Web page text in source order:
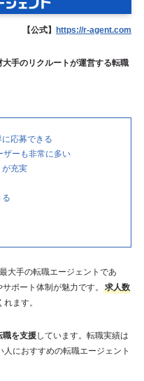
【公式】 https://r-agent.com
大手のリクルートが運営する転職
応募できる
ザーも非常に多い
が充実
大手の転職エージェントであ
ポート体制が魅力です。
求人数
れます。
職を支援しています。転職実績は
におすすめの転職エージェント